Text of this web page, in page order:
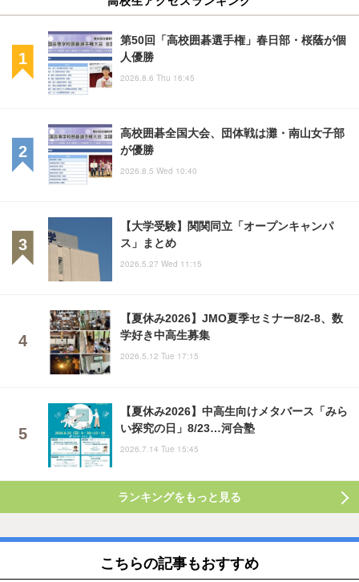
第50回「高校囲碁選手権」春日部・桜蔭が個
人優勝
2026.8.6 Thu 16:45
高校囲碁全国大会、団体戦は灘・南山女子部
が優勝
2026.8.5 Wed 10:40
【大学受験】関関同立「オープンキャンパ
ス」まとめ
2026.5.27 Wed 11:15
【夏休み2026】JMO夏季セミナー8/2-8、数
学好き中高生募集
2026.5.12 Tue 17:15
【夏休み2026】中高生向けメタバース「みら
い探究の日」8/23…河合塾
2026.7.14 Tue 15:45
ランキングをもっと見る
こちらの記事もおすすめ